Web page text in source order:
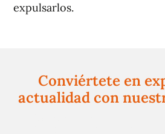
expulsarlos.
Conviértete en
actualidad con